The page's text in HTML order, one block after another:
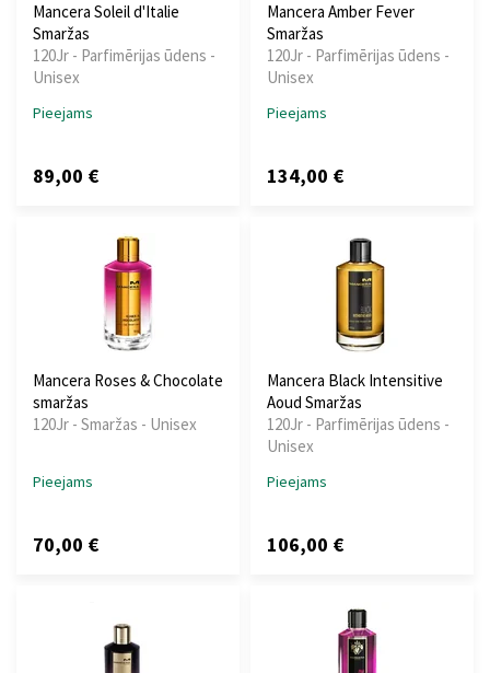
Mancera Soleil d'Italie
Smaržas
120Jr - Parfimērijas ūdens -
Unisex
Pieejams
89,00 €
Mancera Amber Fever
Smaržas
120Jr - Parfimērijas ūdens -
Unisex
Pieejams
134,00 €
Mancera Roses & Chocolate
smaržas
120Jr - Smaržas - Unisex
Pieejams
70,00 €
Mancera Black Intensitive
Aoud Smaržas
120Jr - Parfimērijas ūdens -
Unisex
Pieejams
106,00 €